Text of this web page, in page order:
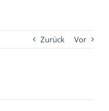
Zurück Vor